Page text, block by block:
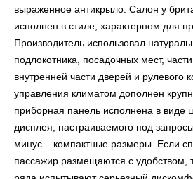
выраженное антикрыло. Салон у
исполнен в стиле, характерном для
Производитель использовал
подлокотника, посадочных мест,
внутренней части дверей и рулевого
управления климатом дополнен
приборная панель исполнена в виде
дисплея, настраиваемого под
минус – компактные размеры. Если
пассажир размещаются с удобством,